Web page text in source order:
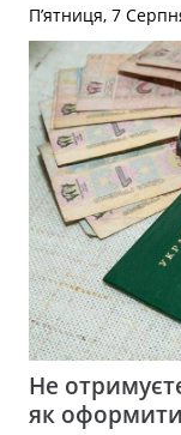
П’ятниця, 7
Не
як